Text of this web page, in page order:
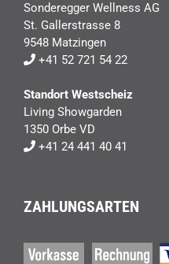
Sonderegger Wellness AG
St. Gallerstrasse 8
9548 Matzingen
+41 52 721 54 22
Standort Westscheiz
Living Showgarden
1350 Orbe VD
+41 24 441 40 41
ZAHLUNGSARTEN